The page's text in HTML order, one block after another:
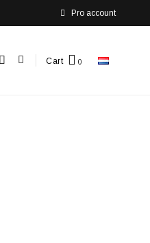
Pro account
Cart